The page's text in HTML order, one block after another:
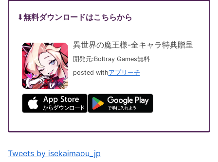
⬇︎無料ダウンロードはこちらから
異世界の魔王様-全キャラ特典贈呈
開発元:Boltray Games無料
posted withアプリーチ
Tweets by isekaimaou_jp